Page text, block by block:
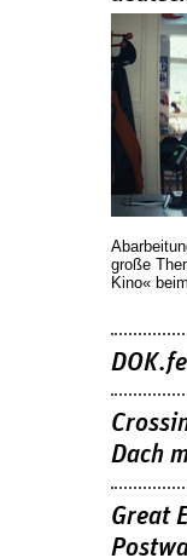
große
Kino«
Dach
Great